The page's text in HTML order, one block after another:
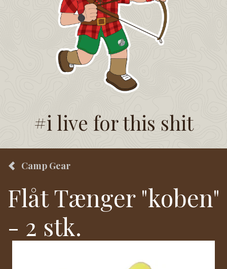
#i live for this shit
Camp Gear
Flåt Tænger "koben"
- 2 stk.